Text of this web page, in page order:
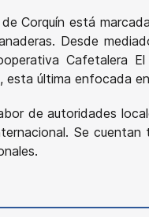
Corquín está
Desde
Cafetalera
esta última enfocada
de autoridades
Se